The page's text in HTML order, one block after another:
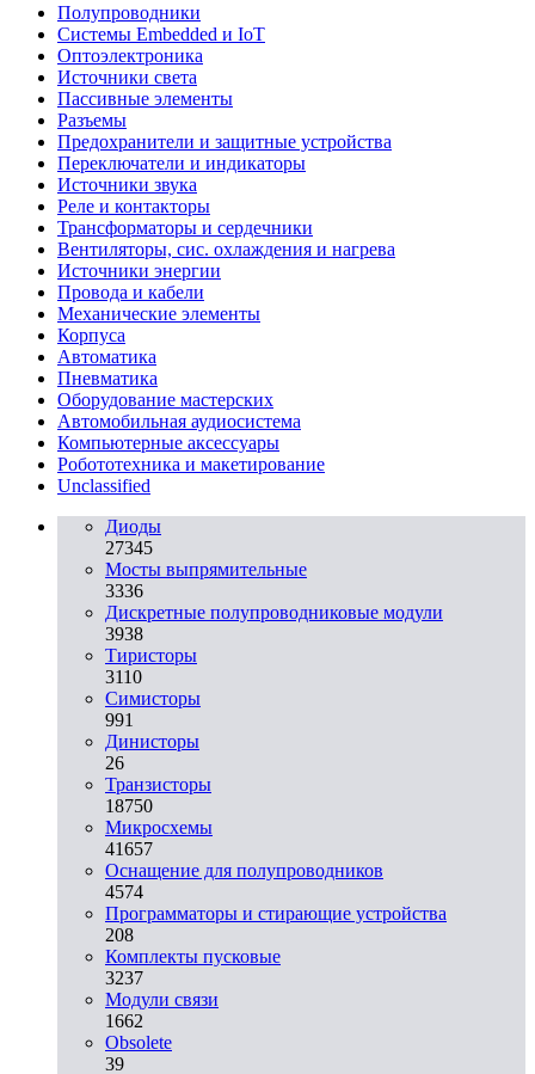
Полупроводники
Системы Embedded и IoT
Oптоэлектроника
Источники света
Пассивные элементы
Разъeмы
Предохранители и защитные устройства
Переключатели и индикаторы
Источники звука
Реле и контакторы
Трансформаторы и сердечники
Вентиляторы, сис. охлаждения и нагрева
Источники энергии
Провода и кабели
Механические элементы
Корпуса
Автоматика
Пневматика
Оборудование мастерских
Автомобильная аудиосистема
Компьютерные аксессуары
Робототехника и макетирование
Unclassified
Диоды
27345
Мосты выпрямительные
3336
Дискретные полупроводниковые модули
3938
Тиристоры
3110
Симисторы
991
Динисторы
26
Транзисторы
18750
Микросхемы
41657
Оснащение для полупроводников
4574
Программаторы и стирающие устройства
208
Комплекты пусковые
3237
Модули связи
1662
Obsolete
39